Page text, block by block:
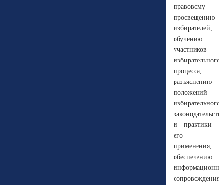
правовому
просвещению
избирателей,
обучению
участников
процесса,
разъяснению
положений
и практики
его
применения,
обеспечению
сопровождения